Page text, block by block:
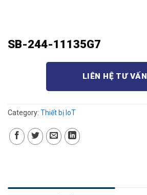
SB-244-11135G7
LIÊN HỆ TƯ VẤN
Category: Thiết bị IoT